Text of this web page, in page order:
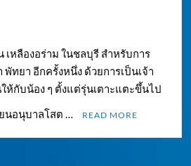
หลืองอร่าม ในชลบุรี สำหรับการ
ทยา อีกครั้งหนึ่ง ด้วยการเป็นเจ้า
ห้กับน้อง ๆ ตั้งแต่รุ่นเตาะแตะขึ้นไป
นอนุบาลโสต …
READ MORE